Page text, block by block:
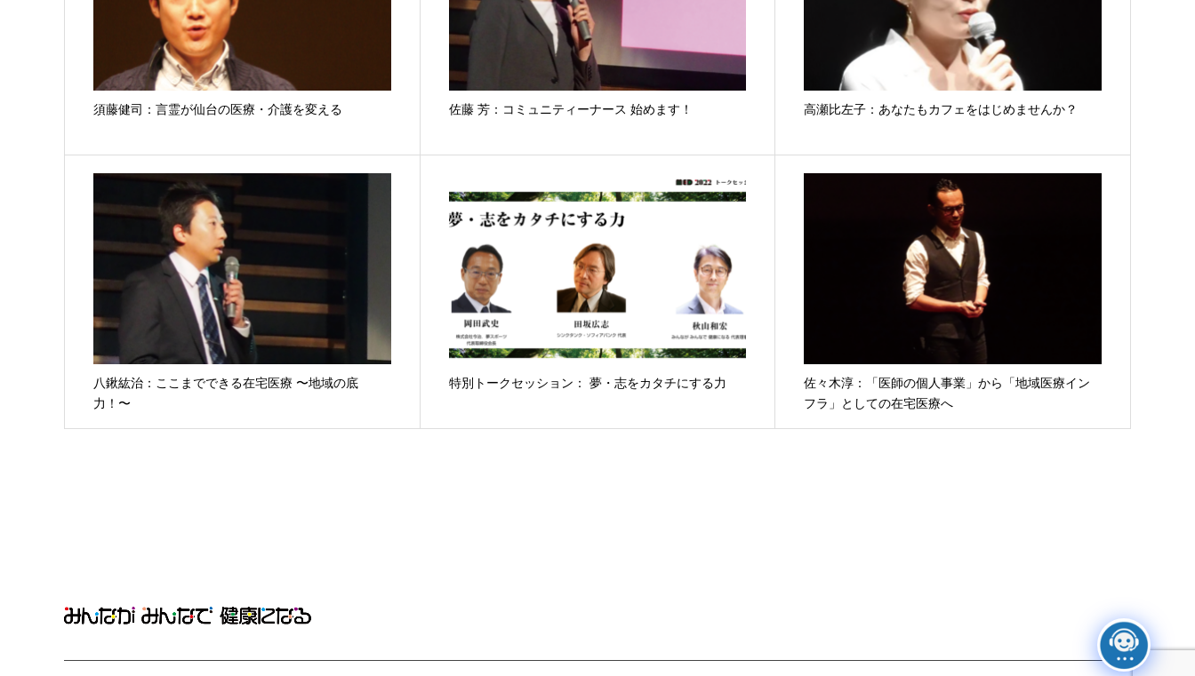
須藤健司：言霊が仙台の医療・介護を変える 佐藤 芳：コミュニティーナース 始めます！ 高瀬比左子：あなたもカフェをはじめませんか？
八鍬紘治：ここまでできる在宅医療 〜地域の底
力！〜
特別トークセッション： 夢・志をカタチにする力
佐々木淳：「医師の個人事業」から「地域医療イン
フラ」としての在宅医療へ